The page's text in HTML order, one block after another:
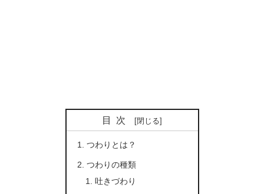
目次
つわりとは？
つわりの種類
吐きづわり